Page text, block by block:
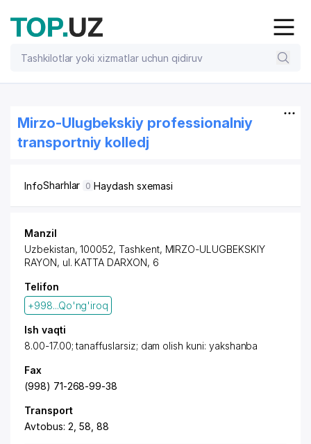
Mirzo-Ulugbekskiy professionalniy
transportniy kolledj
InfoSharhlar 0 Haydash sxemasi
Manzil
Uzbekistan, 100052, Tashkent, MIRZO-ULUGBEKSKIY
RAYON, ul. KATTA DARXON, 6
Telifon
+998...Qo'ng'iroq
Ish vaqti
8.00-17.00; tanaffuslarsiz; dam olish kuni: yakshanba
Fax
(998) 71-268-99-38
Transport
Avtobus: 2, 58, 88